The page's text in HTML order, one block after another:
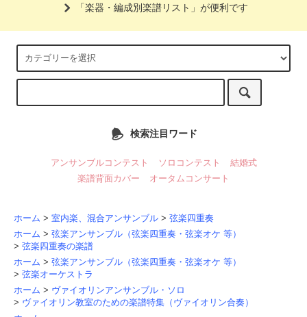
「楽器・編成別楽譜リスト」が便利です
検索注目ワード
アンサンブルコンテスト ソロコンテスト
結婚式
楽譜背面カバー
オータムコンサート
ホーム > 室内楽、混合アンサンブル > 弦楽四重奏
ホーム > 弦楽アンサンブル（弦楽四重奏・弦楽オケ 等）
> 弦楽四重奏の楽譜
ホーム > 弦楽アンサンブル（弦楽四重奏・弦楽オケ 等）
> 弦楽オーケストラ
ホーム > ヴァイオリンアンサンブル・ソロ
> ヴァイオリン教室のための楽譜特集（ヴァイオリン合奏）